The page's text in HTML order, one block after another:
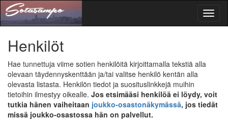
Henkilöt
Hae tunnettuja viime sotien henkilöitä kirjoittamalla tekstiä alla
olevaan täydennyskenttään ja/tai valitse henkilö kentän alla
olevasta listasta. Henkilön tiedot ja suosituslinkkejä muihin
tietoihin ilmestyy oikealle. Jos etsimääsi henkilöä ei löydy, voit
tutkia hänen vaiheitaan joukko-osastonäkymässä, jos tiedät
missä joukko-osastossa hän on palvellut.